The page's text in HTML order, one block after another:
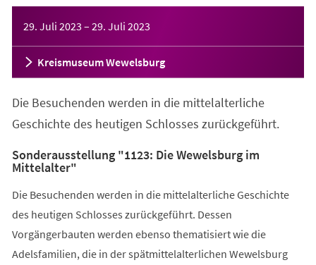
29. Juli 2023 – 29. Juli 2023
Kreismuseum Wewelsburg
Die Besuchenden werden in die mittelalterliche
Geschichte des heutigen Schlosses zurückgeführt.
Sonderausstellung "1123: Die Wewelsburg im
Mittelalter"
Die Besuchenden werden in die mittelalterliche Geschichte
des heutigen Schlosses zurückgeführt. Dessen
Vorgängerbauten werden ebenso thematisiert wie die
Adelsfamilien, die in der spätmittelalterlichen Wewelsburg